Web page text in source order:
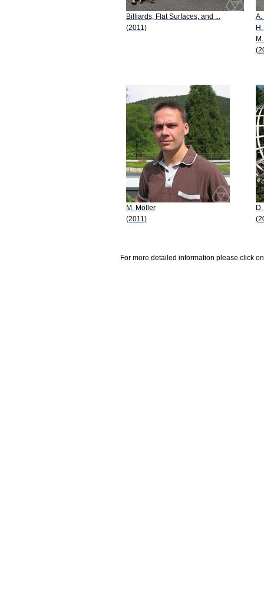
Billiards, Flat Surfaces, and ...
(2011)
A.
M. Möller
(2011)
For more detailed information please click